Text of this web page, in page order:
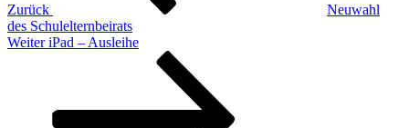
Zurück
Neuwahl
des Schulelternbeirats
Nächster
Weiter iPad – Ausleihe